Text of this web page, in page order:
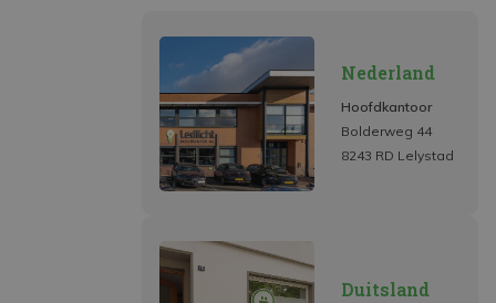
Nederland
Hoofdkantoor
Bolderweg 44
8243 RD Lelystad
Duitsland